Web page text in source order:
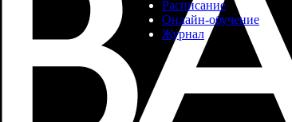
Расписание
Онлайн-обучение
Журнал